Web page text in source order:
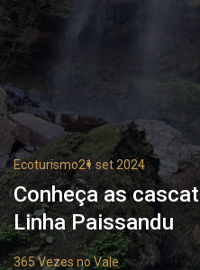
Ecoturismo21 set 2024
Conheça as
Linha Paissandu
365 Vezes no Vale